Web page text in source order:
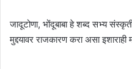
जादूटोणा, भोंदूबाबा हे शब्द सभ्य
मुद्दयावर राजकारण करा असा